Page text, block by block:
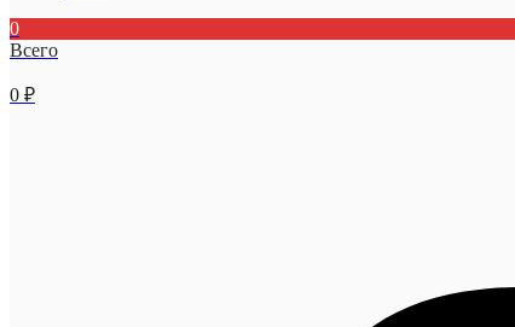
0
Всего
0 ₽